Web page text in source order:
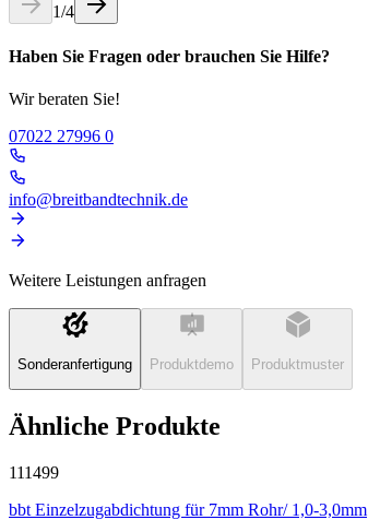
1/4
Haben Sie Fragen oder brauchen Sie Hilfe?
Wir beraten Sie!
07022 27996 0
info@breitbandtechnik.de
Weitere Leistungen anfragen
Sonderanfertigung Produktdemo Produktmuster
Ähnliche Produkte
111499
bbt Einzelzugabdichtung für 7mm Rohr/ 1,0-3,0mm